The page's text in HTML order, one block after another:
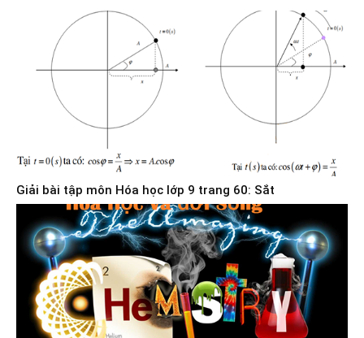
Giải bài tập môn Hóa học lớp 9 trang 60: Sắt